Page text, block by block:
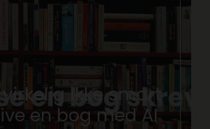
virkelig ikke smart
en bog med AI